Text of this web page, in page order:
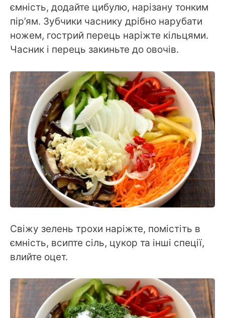
ємність, додайте цибулю, нарізану тонким
пір’ям. Зубчики часнику дрібно нарубати
ножем, гострий перець наріжте кільцями.
Часник і перець закиньте до овочів.
Свіжу зелень трохи наріжте, помістіть в
ємність, всипте сіль, цукор та інші спеції,
влийте оцет.